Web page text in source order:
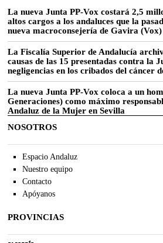
La nueva Junta PP-Vox costará 2,5
altos cargos a los andaluces que la
nueva macroconsejería de Gavira (Vox)
La Fiscalía Superior de Andalucía
causas de las 15 presentadas contra la
negligencias en los cribados del cáncer
La nueva Junta PP-Vox coloca a un
Generaciones) como máximo
Andaluz de la Mujer en Sevilla
NOSOTROS
Espacio Andaluz
Nuestro equipo
Contacto
Apóyanos
PROVINCIAS